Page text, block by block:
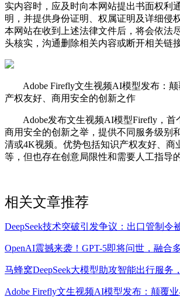
实内容时，应及时向本网站提出书面权利
明，并提供身份证明、权属证明及详细侵
本网站在收到上述法律文件后，将会依法
头核实，沟通删除相关内容或断开相关链接
Adobe Firefly文生视频AI模型发布：颠
产权友好、商用安全的创新之作
Adobe发布文生视频AI模型Firefly，首
商用安全的创新之举，提供不同服务级别
清或4K视频。优势包括知识产权友好、商
等，但也存在创意局限性和需要人工指导
相关文章推荐
DeepSeek技术突破引发争议：出口管制令
OpenAI震撼来袭！GPT-5即将问世，融合
马蜂窝DeepSeek大模型助攻智能出行服务，
Adobe Firefly文生视频AI模型发布：颠覆